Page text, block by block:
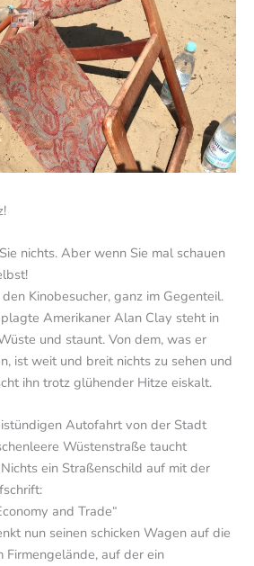
nichts. Aber wenn Sie mal schauen
Kinobesucher, ganz im Gegenteil.
Amerikaner Alan Clay steht in
und staunt. Von dem, was er
ist weit und breit nichts zu sehen und
ihn trotz glühender Hitze eiskalt.
Autofahrt von der Stadt
Wüstenstraße taucht
ein Straßenschild auf mit der
and Trade“
nun seinen schicken Wagen auf die
auf der ein